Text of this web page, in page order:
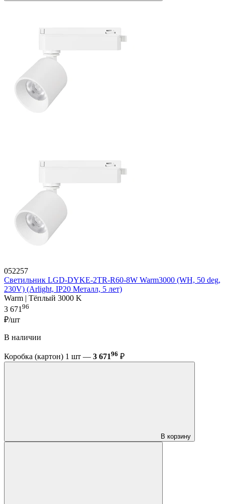
052257
Светильник LGD-DYKE-2TR-R60-8W Warm3000 (WH, 50 deg,
230V) (Arlight, IP20 Металл, 5 лет)
Warm | Тёплый 3000 K
3 671 96
₽/шт
В наличии
Коробка (картон) 1 шт — 3 67196 ₽
В корзину